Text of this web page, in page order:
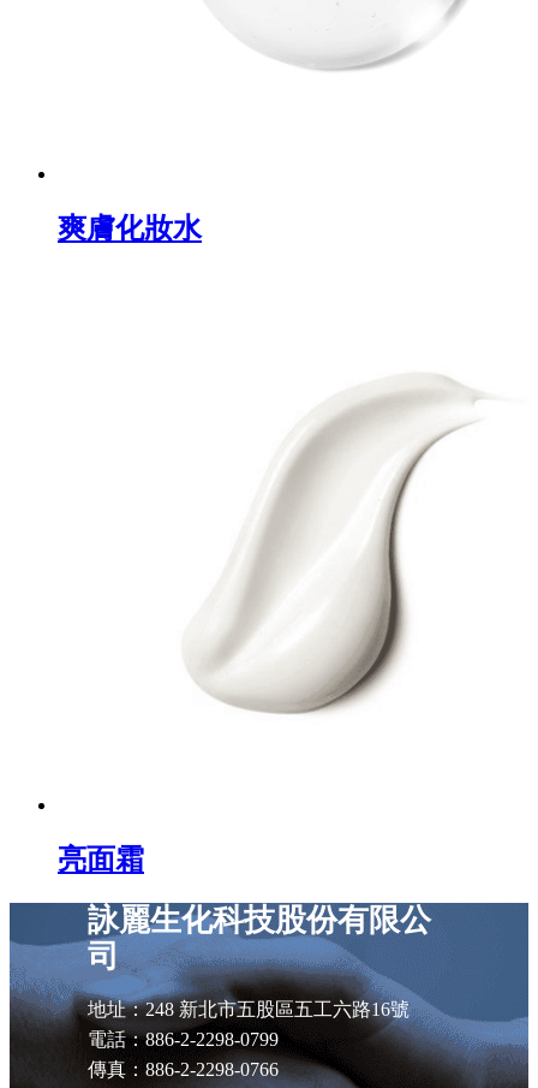
爽膚化妝水
亮面霜
詠麗生化科技股份有限公
司
地址：248 新北市五股區五工六路16號
電話：886-2-2298-0799
傳真：886-2-2298-0766